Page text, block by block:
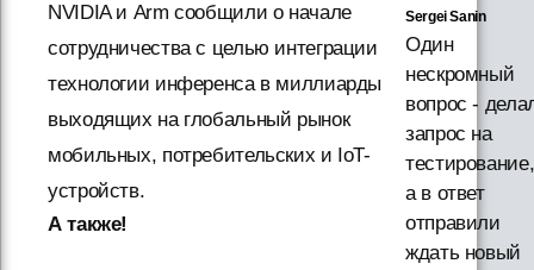
NVIDIA и Arm сообщили о начале
сотрудничества с целью интеграции
технологии инференса в миллиарды
выходящих на глобальный рынок
мобильных, потребительских и IoT-
устройств.
А также!
Sergei Sanin
Один
нескромный
вопрос -
запрос на
тестирование,
а в ответ
отправили
ждать новый